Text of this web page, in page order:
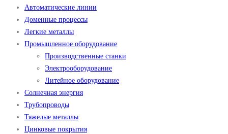
Автоматические линии
Доменные процессы
Легкие металлы
Промышленное оборудование
Производственные станки
Электрооборудование
Литейное оборудование
Солнечная энергия
Трубопроводы
Тяжелые металлы
Цинковые покрытия